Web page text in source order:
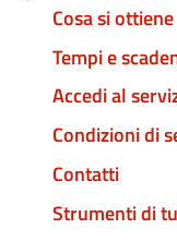
Cosa si ottiene
Tempi e
Accedi al
Condizioni di
Contatti
Strumenti di